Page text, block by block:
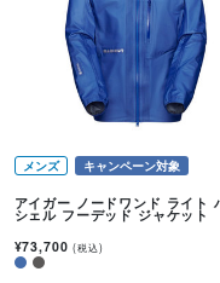
メンズ キャンペーン対象
アイガー ノードワンド ライト
シェル フーデッド ジャケット
¥73,700(税込)